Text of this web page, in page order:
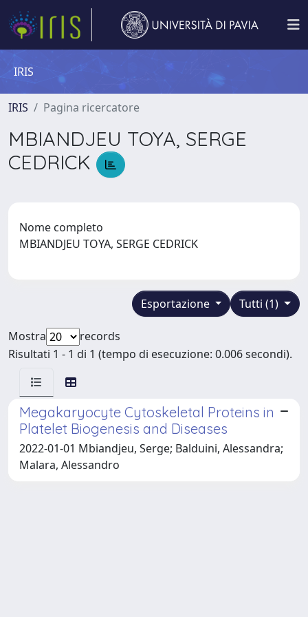
IRIS
IRIS Pagina ricercatore
MBIANDJEU TOYA, SERGE
CEDRICK
Nome completo
MBIANDJEU TOYA, SERGE CEDRICK
Tutti (1)
Esportazione
Mostra
records
Risultati 1 - 1 di 1 (tempo di esecuzione: 0.006 secondi).
Megakaryocyte Cytoskeletal Proteins in
Platelet Biogenesis and Diseases
2022-01-01 Mbiandjeu, Serge; Balduini, Alessandra;
Malara, Alessandro